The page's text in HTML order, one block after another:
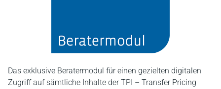
Das exklusive Beratermodul für einen gezielten digitalen
Zugriff auf sämtliche Inhalte der TPI – Transfer Pricing